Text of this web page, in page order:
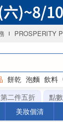
PROSPERITY
餅乾 泡麵 飲料
第二件五折 點
美妝個清